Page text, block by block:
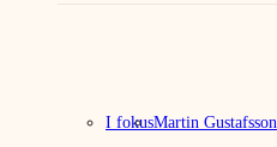
I fokusMartin Gustafsson